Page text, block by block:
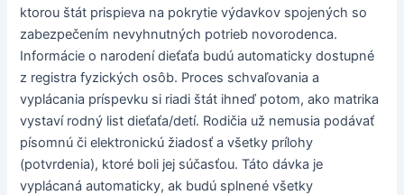
ktorou štát prispieva na pokrytie výdavkov spojených so
zabezpečením nevyhnutných potrieb novorodenca.
Informácie o narodení dieťaťa budú automaticky dostupné
z registra fyzických osôb. Proces schvaľovania a
vyplácania príspevku si riadi štát ihneď potom, ako matrika
vystaví rodný list dieťaťa/detí. Rodičia už nemusia podávať
písomnú či elektronickú žiadosť a všetky prílohy
(potvrdenia), ktoré boli jej súčasťou. Táto dávka je
vyplácaná automaticky, ak budú splnené všetky